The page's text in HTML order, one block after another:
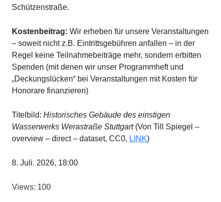
Schützenstraße.
Kostenbeitrag: Wir erheben für unsere Veranstaltungen
– soweit nicht z.B. Eintrittsgebühren anfallen – in der
Regel keine Teilnahmebeiträge mehr, sondern erbitten
Spenden (mit denen wir unser Programmheft und
„Deckungslücken“ bei Veranstaltungen mit Kosten für
Honorare finanzieren)
Titelbild: Historisches Gebäude des einstigen
Wasserwerks Werastraße Stuttgart(Von Till Spiegel –
overview – direct – dataset, CC0, LINK)
8. Juli. 2026, 18:00
Views: 100